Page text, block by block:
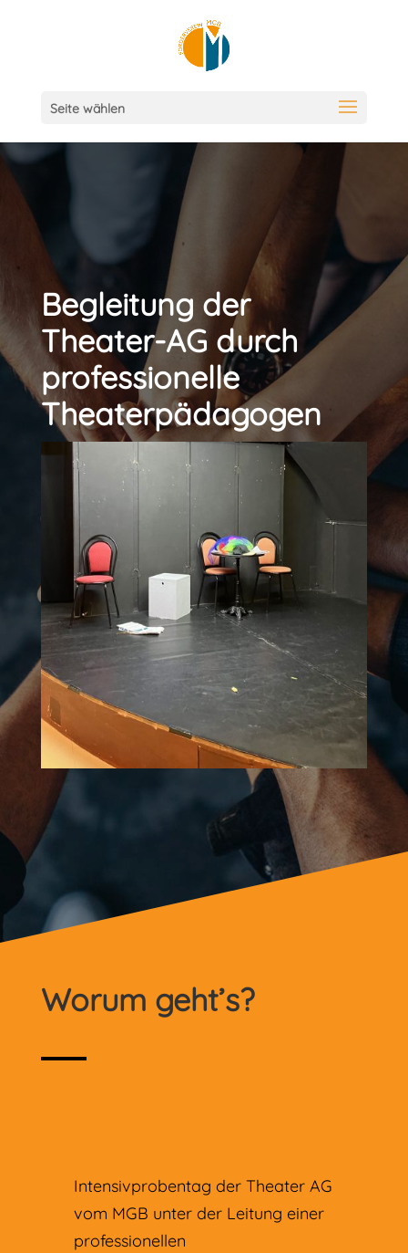
Seite wählen
Begleitung der
Theater-AG durch
professionelle
Theaterpädagogen
Worum geht’s?
Intensivprobentag der Theater AG
vom MGB unter der Leitung einer
professionellen